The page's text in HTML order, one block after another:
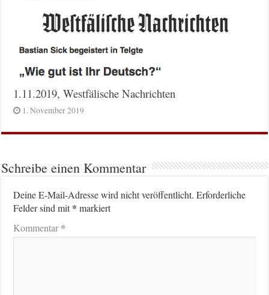
1.11.2019, Westfälische Nachrichten
1. November 2019
Schreibe einen Kommentar
Deine E-Mail-Adresse wird nicht veröffentlicht. Erforderliche
Felder sind mit* markiert
Kommentar*